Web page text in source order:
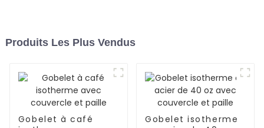
Produits Les Plus Vendus
Gobelet à café
Gobelet isotherme